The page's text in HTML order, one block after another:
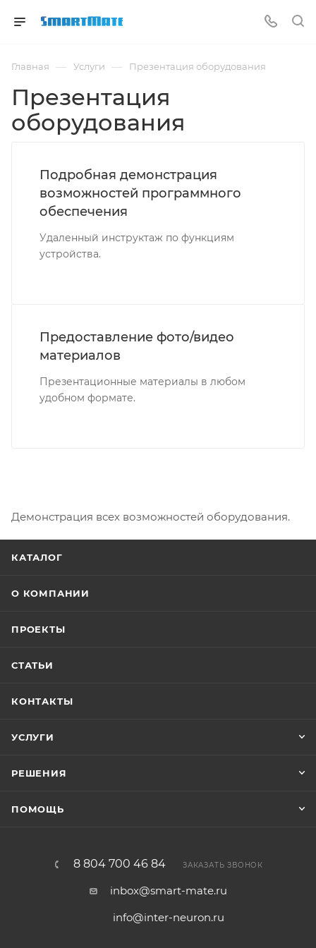
Главная — Услуги — Презентация оборудования
Презентация
оборудования
Подробная демонстрация
возможностей программного
обеспечения
Удаленный инструктаж по функциям
устройства.
Предоставление фото/видео
материалов
Презентационные материалы в любом
удобном формате.
Демонстрация всех возможностей оборудования.
КАТАЛОГ
О КОМПАНИИ
ПРОЕКТЫ
СТАТЬИ
КОНТАКТЫ
УСЛУГИ
РЕШЕНИЯ
ПОМОЩЬ
8 804 700 46 84 ЗАКАЗАТЬ ЗВОНОК
inbox@smart-mate.ru
info@inter-neuron.ru